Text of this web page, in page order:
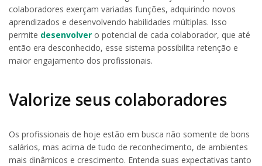
colaboradores exerçam variadas funções, adquirindo novos
aprendizados e desenvolvendo habilidades múltiplas. Isso
permite desenvolver o potencial de cada colaborador, que até
então era desconhecido, esse sistema possibilita retenção e
maior engajamento dos profissionais.
Valorize seus colaboradores
Os profissionais de hoje estão em busca não somente de bons
salários, mas acima de tudo de reconhecimento, de ambientes
mais dinâmicos e crescimento. Entenda suas expectativas tanto